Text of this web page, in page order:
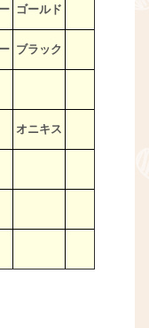
ゴールド
ブラック
オニキス